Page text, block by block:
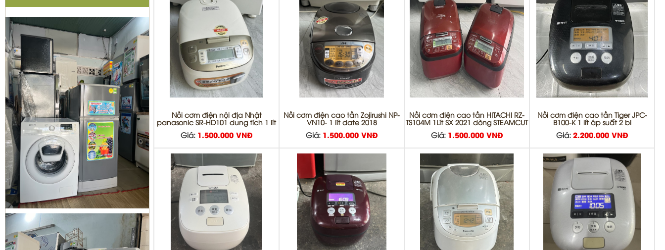
DỊCH VỤ DI DỜI THÁO VÀ LẮP ĐẶT
MÁY LẠNH QUẬN BÌNH TÂN
Sửa tủ lạnh Quận 1 | Bơm Gas tủ
lạnh Quận 1
Sửa máy giặt Quận 3 | vệ sinh máy
giặt quận 3
Nồi cơm điện nội địa Nhật
panasonic SR-HD101 dung tích 1 lít
Giá: 1.500.000 VNĐ
Nồi cơm điện cao tần Zojirushi NP-
VN10- 1 lít date 2018
Giá: 1.500.000 VNĐ
Nồi cơm điện cao tần HITACHI RZ-
TS104M 1Lít SX 2021 dòng STEAMCUT
Giá: 1.500.000 VNĐ
Nồi cơm điện cao tần Tiger JPC-
B100-K 1 lít áp suất 2 bi
Giá: 2.200.000 VNĐ